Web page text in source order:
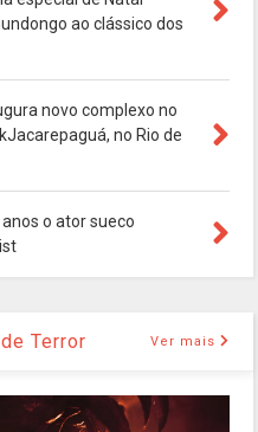
ao clássico dos
novo complexo no
no Rio de
o ator sueco
Terror Ver mais